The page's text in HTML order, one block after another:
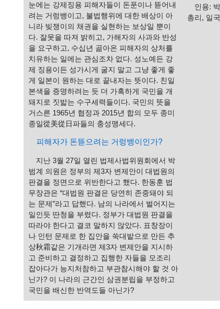
눈에는 강제징용 피해자들이 돈푼이나 뜯어내
려는 거렁뱅이고, 불법행위에 대한 배상이 아
니라 빚쟁이의 채권을 실현하는 보상일 뿐이
다. 잘못을 따져 밝히고, 가해자의 사과와 반성
을 요구하고, 수십년 곪아온 피해자의 상처를
치유하는 일에는 관심조차 없다. 성노예든 강
제 징용이든 성가시게 굴지 말고 그냥 좋게 좋
게 일본이 원하는 대로 끝내자는 뜻이다. 친일
본색을 증명하려는 듯 더 가혹하게 국민을 개
돼지로 짓밟는 수구세력들이다. 국민의 뜻을
거스른 1965년 협정과 2015년 합의 모두 종미
종일從美從日파들의 충성맹세다.
피해자가 돈뜯으려는 거렁뱅이인가?
지난 3월 27일 열린 법제사법위원회에서 박
범계 의원은 정부의 제3자 변제안이 대법원의
판결을 정면으로 위반한다고 했다. 한동훈 법
무장관은 “대법원 판결은 당연히 존중돼야 되
는 문제”라고 답했다. 남의 나라에서 벌어지는
일인듯 딴청을 부렸다. 정부가 대법원 판결을
따라야 한다고 결코 말하지 않았다. 표창장이
나 인턴 문제로 한 집안을 쑥대밭으로 만든 추
상秋霜같은 기개라면 제3자 변제안을 지시하
고 준비하고 결정하고 집행한 자들을 모조리
잡아다가 능지처참하고 부관참시해야 할 것 아
닌가? 이 나라의 근간인 삼권분립을 부정하고
국민을 배신한 반역도들 아닌가?
인용:
총리, 일